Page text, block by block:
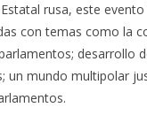
rusa, este
con temas como la
desarrollo
un mundo multipolar